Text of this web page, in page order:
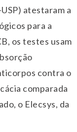
atestaram a
para a
os testes usam
contra o
comparada
o Elecsys, da